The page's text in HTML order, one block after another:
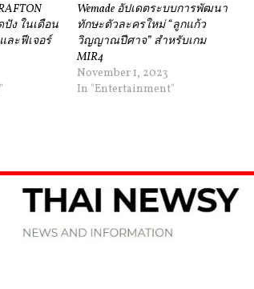
ง ในเดือน
ละฟีเจอร์
Wemade อัปเดตระบบการพัฒนา
ทักษะตัวละครใหม่ “ลูกแก้ว
วิญญาณปีศาจ” สำหรับเกม
MIR4
November 1, 2023
In "Entertainment"